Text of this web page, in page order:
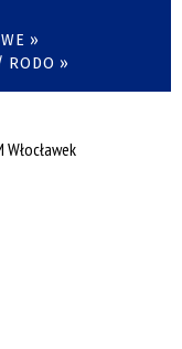
»
RODO »